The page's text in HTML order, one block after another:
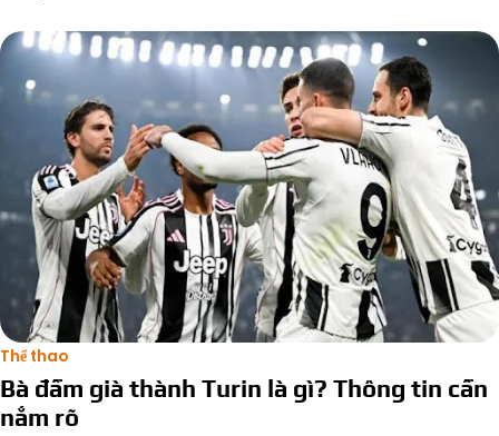
Thể thao
Bà đầm già thành Turin là gì? Thông tin cần
nắm rõ